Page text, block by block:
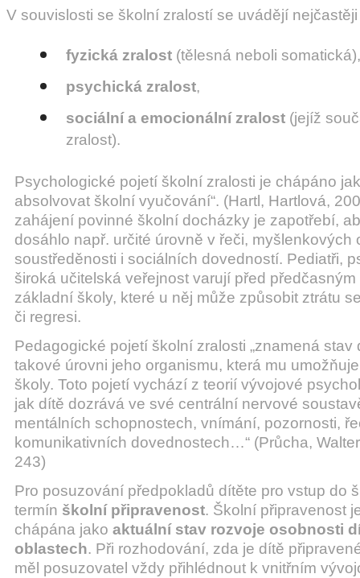
V souvislosti se školní zralostí se uvádějí
fyzická zralost (tělesná neboli somatická),
psychická zralost,
sociální a emocionální zralost (jejíž
zralost).
Psychologické pojetí školní zralosti je chápáno
absolvovat školní vyučování“. (Hartl, Hartlová,
zahájení povinné školní docházky je zapotřebí,
dosáhlo např. určité úrovně v řeči, myšlenkových
soustředěnosti i sociálních dovedností. Pediatři,
široká učitelská veřejnost varují před
základní školy, které u něj může způsobit ztrátu
či regresi.
Pedagogické pojetí školní zralosti „znamená
takové úrovni jeho organismu, která mu
školy. Toto pojetí vychází z teorií vývojové
jak dítě dozrává ve své centrální nervové
mentálních schopnostech, vnímání, pozornosti,
komunikativních dovednostech…“ (Průcha,
243)
Pro posuzování předpokladů dítěte pro vstup do
termín školní připravenost. Školní připravenost
chápána jako aktuální stav rozvoje osobnosti
oblastech. Při rozhodování, zda je dítě
měl posuzovatel vždy přihlédnout k vnitřním